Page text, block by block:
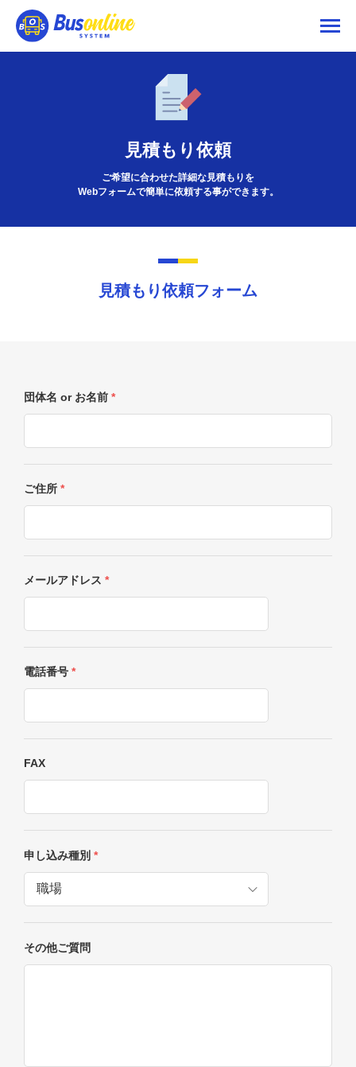
見積もり依頼
ご希望に合わせた詳細な見積もりを
Webフォームで簡単に依頼する事ができます。
見積もり依頼フォーム
団体名 or お名前 *
ご住所 *
メールアドレス *
電話番号 *
FAX
申し込み種別 *
その他ご質問